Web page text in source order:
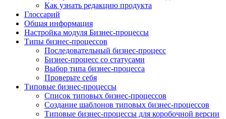
Как узнать редакцию продукта
Глоссарий
Общая информация
Настройка модуля Бизнес-процессы
Типы бизнес-процессов
Последовательный бизнес-процесс
Бизнес-процесс со статусами
Выбор типа бизнес-процесса
Проверьте себя
Типовые бизнес-процессы
Список типовых бизнес-процессов
Создание шаблонов типовых бизнес-процессов
Типовые бизнес-процессы для коробочной версии